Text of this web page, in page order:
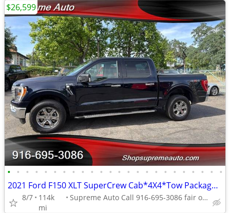
• • • • • • • • • • • • • • • • • • • • • • • •
2021 Ford F150 XLT SuperCrew Cab*4X4*Tow Package*Rear Camera*One Owner
8/7
114k
mi
Supreme Auto Call 916-695-3086 fair oaks
$26,599